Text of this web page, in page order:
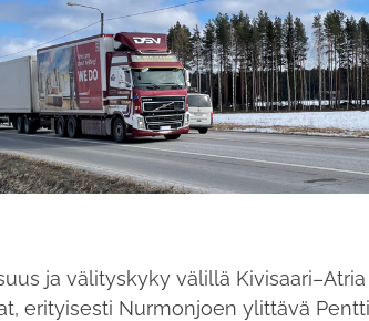
ja välityskyky välillä
erityisesti Nurmonjoen ylittävä